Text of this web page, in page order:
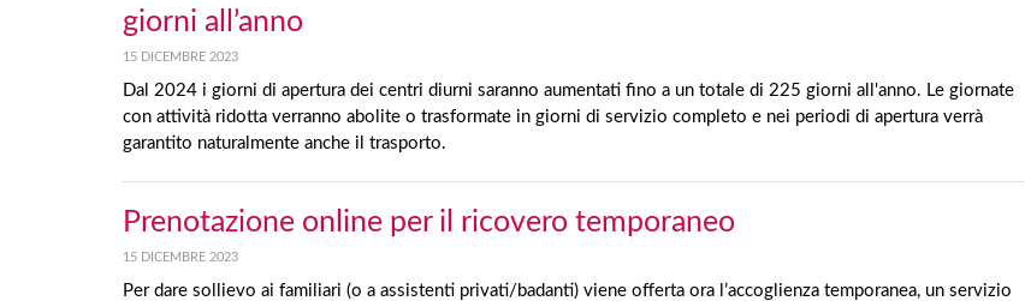
giorni all’anno
15 DICEMBRE 2023
Dal 2024 i giorni di apertura dei centri diurni saranno aumentati fino a un totale di 225 giorni all'anno. Le giornate
con attività ridotta verranno abolite o trasformate in giorni di servizio completo e nei periodi di apertura verrà
garantito naturalmente anche il trasporto.
Prenotazione online per il ricovero temporaneo
15 DICEMBRE 2023
Per dare sollievo ai familiari (o a assistenti privati/badanti) viene offerta ora l’accoglienza temporanea, un servizio